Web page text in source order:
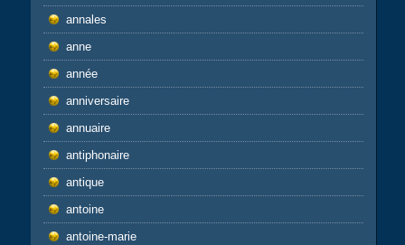
annales
anne
année
anniversaire
annuaire
antiphonaire
antique
antoine
antoine-marie